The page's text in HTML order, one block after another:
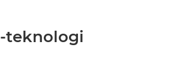
-teknologi